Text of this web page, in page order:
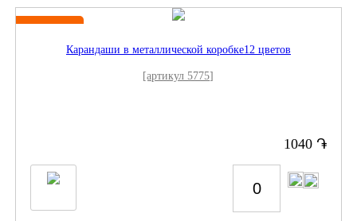
Карандаши в металлической коробке12 цветов
[артикул 5775]
1040 ֏